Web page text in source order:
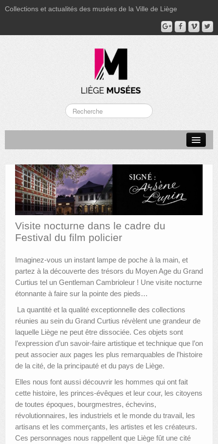
Collections et actualités des musées de la Ville de Liège
MUSÉE GRÉTRY
MUSÉE DU LUMINAIRE
FONDS PATRIMONIAUX
AUTRES LIEUX
ANIMATIONS DES MUSÉES
PUBLICATIONS
LES APPELS À PROJETS
LE PORTAIL DES COLLECTIONS
Visite nocturne dans le cadre du
Festival du film policier
Imaginez-vous un instant lampe de poche à la main, et
partez à la découverte des trésors du Moyen Age du Grand
Curtius tel un Gentleman Cambrioleur ! Une visite nocturne
étonnante à faire sur la pointe des pieds…
La quantité et la qualité exceptionnelle des collections
réunies au sein du Grand Curtius révèlent une grandeur de
laquelle Liège ne peut être dissociée. Ces objets sont
l’expression d’un savoir-faire artistique et technique que l’on
peut associer aux pages les plus remarquables de l’histoire
de la cité, de la principauté et du pays de Liège.
Elles nous font aussi découvrir les hommes qui ont fait
cette histoire, les princes-évêques et leur cour, les citoyens
de toutes époques, bourgmestres, échevins,
révolutionnaires, les industriels et le monde du travail, les
artisans et les commerçants, les artistes et les créateurs.
Ces personnages nous rappellent que Liège fût une cité